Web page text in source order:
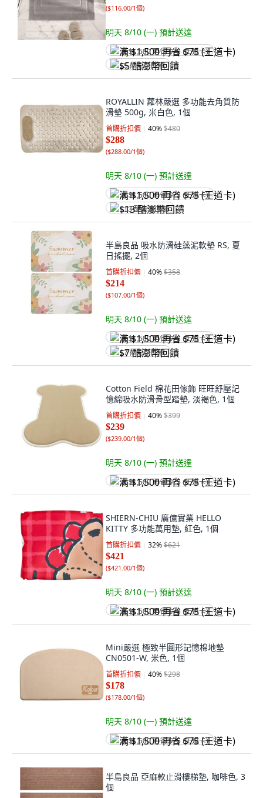
($116.00/1個)
明天 8/10 (一) 預計送達
满 $1,500 再省 $75 (王道卡)
$5 酷澎幣回饋
ROYALLIN 蘿林嚴選 多功能去角質防
滑墊 500g, 米白色, 1個
首購折扣價 40%$480
$288
($288.00/1個)
明天 8/10 (一) 預計送達
满 $1,500 再省 $75 (王道卡)
$13 酷澎幣回饋
半島良品 吸水防滑硅藻泥軟墊 RS, 夏
日搖擺, 2個
首購折扣價 40%$358
$214
($107.00/1個)
明天 8/10 (一) 預計送達
满 $1,500 再省 $75 (王道卡)
$7 酷澎幣回饋
Cotton Field 棉花田傢飾 旺旺舒壓記
憶綿吸水防滑骨型踏墊, 淡褐色, 1個
首購折扣價 40%$399
$239
($239.00/1個)
明天 8/10 (一) 預計送達
满 $1,500 再省 $75 (王道卡)
SHIERN-CHIU 廣億實業 HELLO
KITTY 多功能萬用墊, 紅色, 1個
首購折扣價 32%$621
$421
($421.00/1個)
明天 8/10 (一) 預計送達
满 $1,500 再省 $75 (王道卡)
Mini嚴選 極致半圓形記憶棉地墊
CN0501-W, 米色, 1個
首購折扣價 40%$298
$178
($178.00/1個)
明天 8/10 (一) 預計送達
满 $1,500 再省 $75 (王道卡)
半島良品 亞麻款止滑樓梯墊, 咖啡色, 3
個